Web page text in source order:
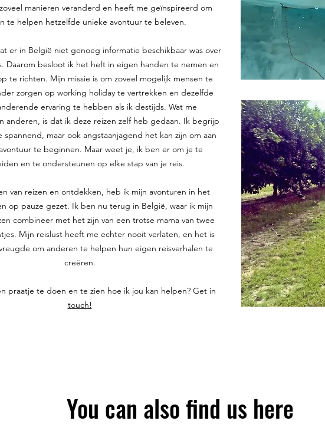
manieren veranderd en heeft me geïnspireerd om
te helpen hetzelfde unieke avontuur te beleven.
er in België niet genoeg informatie beschikbaar was over
Daarom besloot ik het heft in eigen handen te nemen en
te richten. Mijn missie is om zoveel mogelijk mensen te
zorgen op working holiday te vertrekken en dezelfde
ervaring te hebben als ik destijds. Wat me
anderen, is dat ik deze reizen zelf heb gedaan. Ik begrijp
spannend, maar ook angstaanjagend het kan zijn om aan
te beginnen. Maar weet je, ik ben er om je te
en te ondersteunen op elke stap van je reis.
van reizen en ontdekken, heb ik mijn avonturen in het
op pauze gezet. Ik ben nu terug in België, waar ik mijn
combineer met het zijn van een trotse mama van twee
Mijn reislust heeft me echter nooit verlaten, en het is
om anderen te helpen hun eigen reisverhalen te
creëren.
praatje te doen en te zien hoe ik jou kan helpen? Get in
touch!
You can also find us here